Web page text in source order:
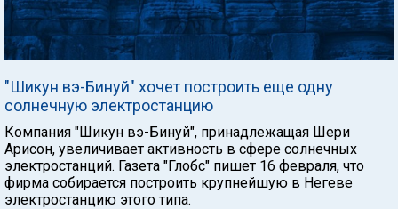
"Шикун вэ-Бинуй" хочет построить еще одну
солнечную электростанцию
Компания "Шикун вэ-Бинуй", принадлежащая Шери
Арисон, увеличивает активность в сфере солнечных
электростанций. Газета "Глобс" пишет 16 февраля, что
фирма собирается построить крупнейшую в Негеве
электростанцию этого типа.